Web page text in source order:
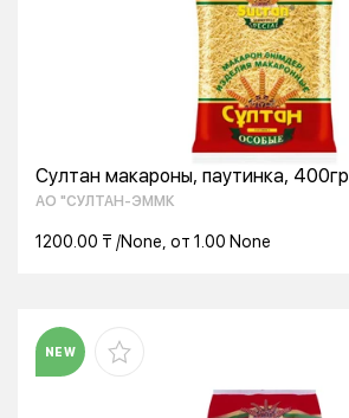
Султан макароны, паутинка, 400гр
АО "СУЛТАН-ЭММК
1200.00 ₸ /None, от 1.00 None
NEW